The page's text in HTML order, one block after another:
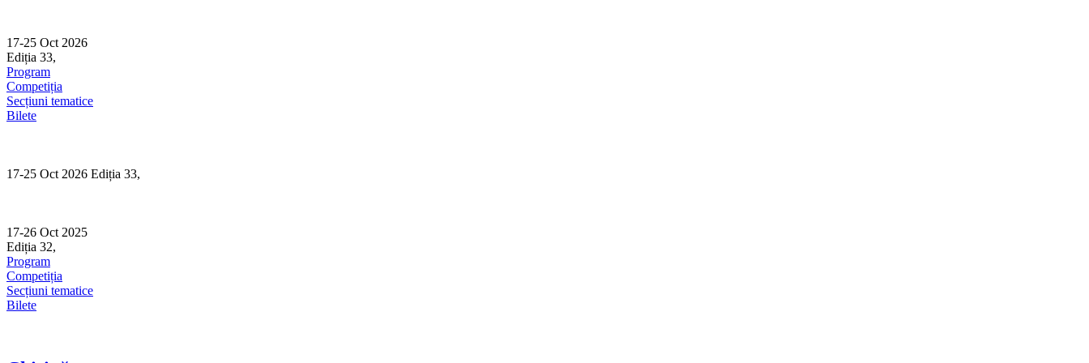
content
17-25 Oct 2026
Ediția 33,
Program
Competiția
Secțiuni tematice
Bilete
17-25 Oct 2026 Ediția 33,
17-26 Oct 2025
Ediția 32,
Program
Competiția
Secțiuni tematice
Bilete